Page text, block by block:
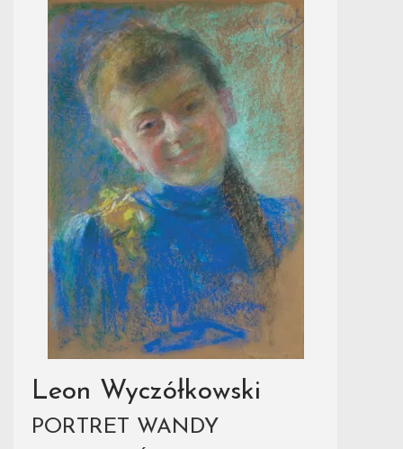
Leon Wyczółkowski
PORTRET WANDY